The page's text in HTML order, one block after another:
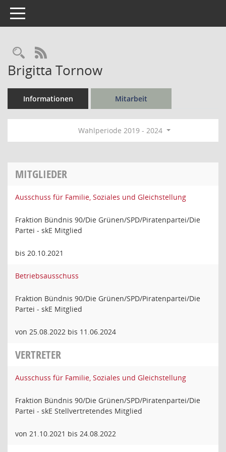
Toggle navigation
Rechercheauswahl
RSS-Feed
Brigitta Tornow
Informationen Mitarbeit
Wahlperiode 2019 - 2024
MITGLIEDER
Ausschuss für Familie, Soziales und Gleichstellung
Fraktion Bündnis 90/Die Grünen/SPD/Piratenpartei/Die
Partei - skE Mitglied
bis 20.10.2021
Betriebsausschuss
Fraktion Bündnis 90/Die Grünen/SPD/Piratenpartei/Die
Partei - skE Mitglied
von 25.08.2022 bis 11.06.2024
VERTRETER
Ausschuss für Familie, Soziales und Gleichstellung
Fraktion Bündnis 90/Die Grünen/SPD/Piratenpartei/Die
Partei - skE Stellvertretendes Mitglied
von 21.10.2021 bis 24.08.2022